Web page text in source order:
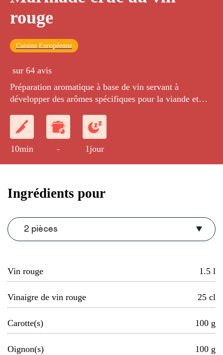
rouge
Cuisine Européenne
sur 64 avis
Préparation aromatique à base de vin servant à
développer des arômes spécifiques pour la viande et
10min - 1jour
Ingrédients pour
2 pièces
Vin rouge 1.5 l
Vinaigre de vin rouge 25 cl
Carotte(s) 100 g
Oignon(s) 100 g